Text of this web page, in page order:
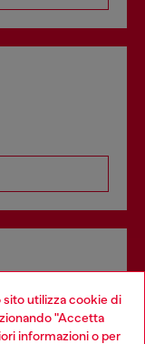
utilizza cookie di
"Accetta
informazioni o per
concreti per
in tutto il mondo.